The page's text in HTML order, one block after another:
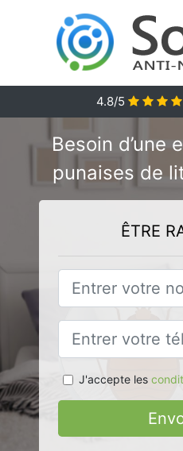
4.8/5
Besoin d’une
punaises de
ÊTRE
J'accepte les